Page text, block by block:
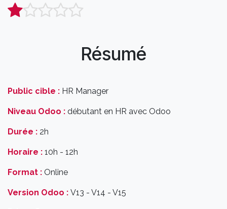
Résumé
Public cible : HR Manager
Niveau Odoo : débutant en HR avec Odoo
Durée : 2h
Horaire : 10h - 12h
Format : Online
Version Odoo : V13 - V14 - V15